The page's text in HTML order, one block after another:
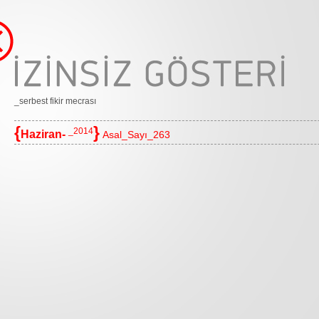
_serbest fikir mecrası
{Haziran- _2014} Asal_Sayı_263